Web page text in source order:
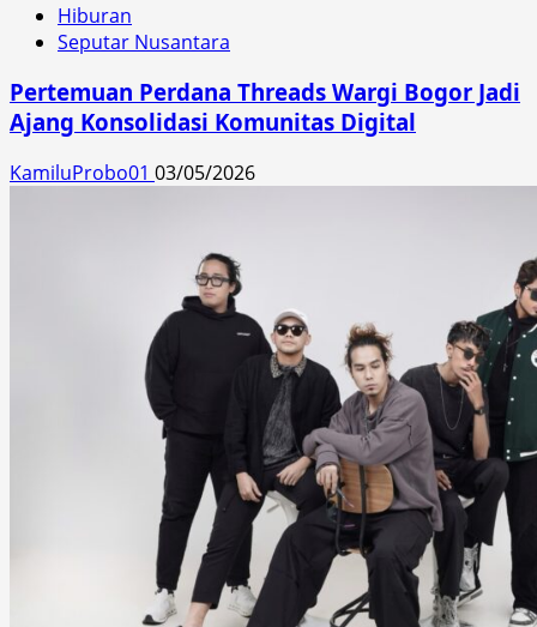
Hiburan
Seputar Nusantara
Pertemuan Perdana Threads Wargi Bogor Jadi
Ajang Konsolidasi Komunitas Digital
KamiluProbo01 03/05/2026